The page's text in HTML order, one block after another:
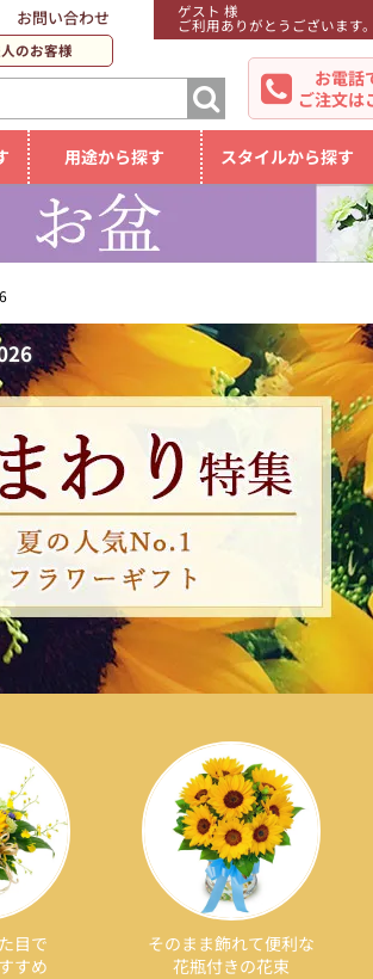
ゲスト 様
ご利用ありがとうございます
お問い合わせ
のお客様
お電話
ご注文は
用途から探す スタイルから探す
目で
すめ
そのまま飾れて便利な
花瓶付きの花束